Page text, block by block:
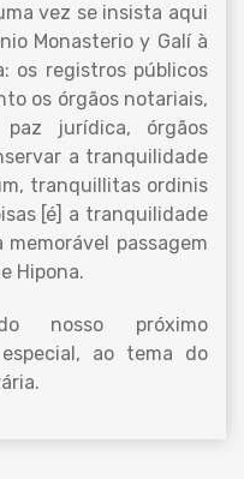
vez se insista aqui
Monasterio y Galí à
os registros públicos
os órgãos notariais,
paz jurídica, órgãos
a tranquilidade
tranquillitas ordinis
[é] a tranquilidade
passagem
Hipona.
nosso próximo
ao tema do